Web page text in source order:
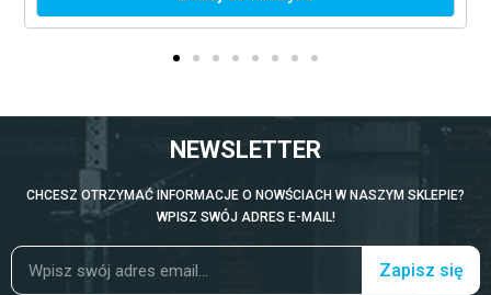
NEWSLETTER
CHCESZ OTRZYMAĆ INFORMACJE O NOWŚCIACH W NASZYM SKLEPIE?
WPISZ SWÓJ ADRES E-MAIL!
Zapisz się